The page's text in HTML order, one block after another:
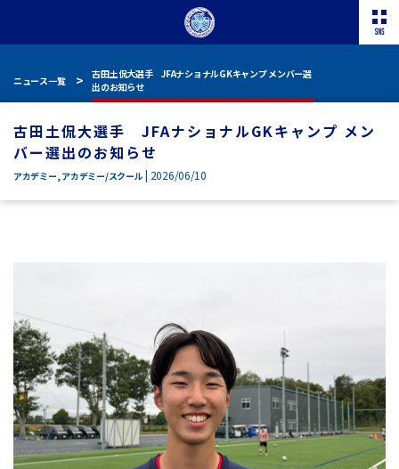
ニュース一覧
古田土侃大選手 JFAナショナルGKキャンプ メンバー選
出のお知らせ
古田土侃大選手 JFAナショナルGKキャンプ メン
バー選出のお知らせ
アカデミー,アカデミー/スクール | 2026/06/10